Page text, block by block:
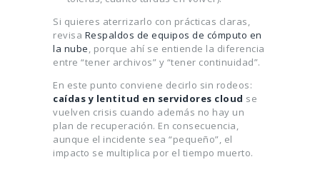
Si quieres aterrizarlo con prácticas claras,
revisa Respaldos de equipos de cómputo en
la nube , porque ahí se entiende la diferencia
entre “tener archivos” y “tener continuidad”.
En este punto conviene decirlo sin rodeos:
caídas y lentitud en servidores cloud se
vuelven crisis cuando además no hay un
plan de recuperación. En consecuencia,
aunque el incidente sea “pequeño”, el
impacto se multiplica por el tiempo muerto.